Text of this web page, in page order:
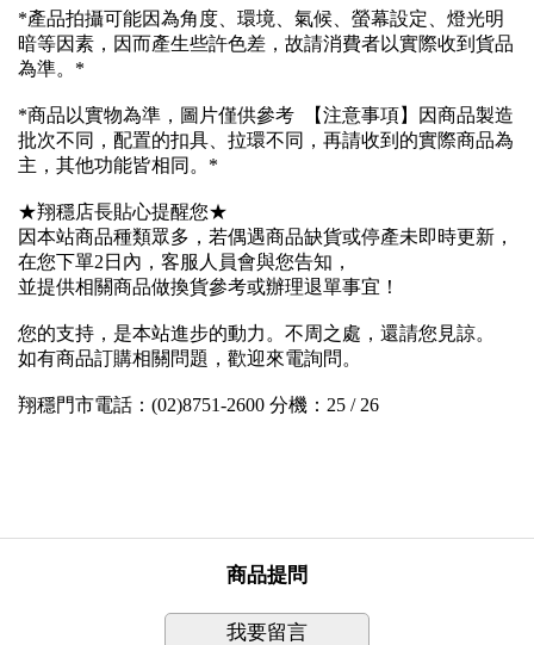
*產品拍攝可能因為角度、環境、氣候、螢幕設定、燈光明
暗等因素，因而產生些許色差，故請消費者以實際收到貨品
為準。*
*商品以實物為準，圖片僅供參考 【注意事項】因商品製造
批次不同，配置的扣具、拉環不同，再請收到的實際商品為
主，其他功能皆相同。*
★翔穩店長貼心提醒您★
因本站商品種類眾多，若偶遇商品缺貨或停產未即時更新，
在您下單2日內，客服人員會與您告知，
並提供相關商品做換貨參考或辦理退單事宜！
您的支持，是本站進步的動力。不周之處，還請您見諒。
如有商品訂購相關問題，歡迎來電詢問。
翔穩門市電話：(02)8751-2600 分機：25 / 26
商品提問
我要留言